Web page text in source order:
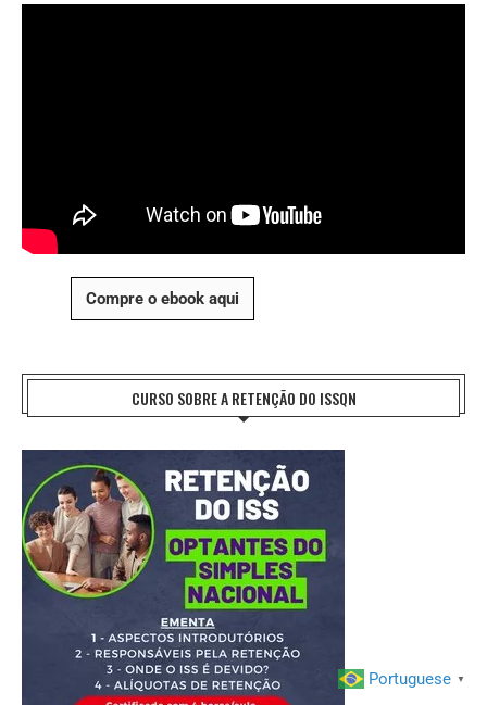
Compre o ebook aqui
CURSO SOBRE A RETENÇÃO DO ISSQN
Portuguese ▼